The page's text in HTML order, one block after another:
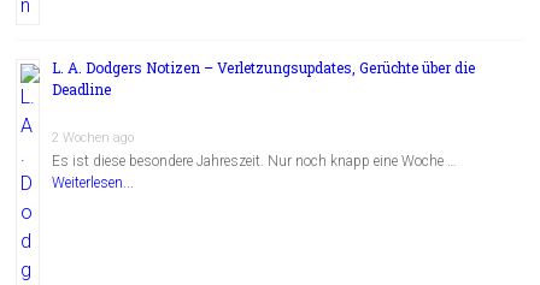
L. A. Dodgers Notizen – Verletzungsupdates, Gerüchte über die
Deadline
2 Wochen ago
Es ist diese besondere Jahreszeit. Nur noch knapp eine Woche …
Weiterlesen...